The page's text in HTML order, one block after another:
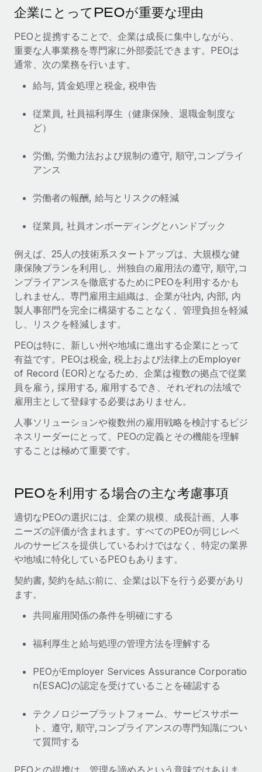
接続
新しい
当社のMCPを使用して、あらゆるAIツールをRemoteに接続
統合
基本的なビジネスツールを活用して業務プロセスを効率化す
る
サービス
グローバル人事・コンプライアンスの専門サポート
候補者の選考プロセスをシンプルに
Compliance Watchtower
デバイス管理
ITデバイスを世界規模で提供・管理
法人設立
法令順守した法人をスピーディに設立
移住・転勤
従業員の異動をスムーズに
福利厚生
従業員の福利厚生を簡単に管理
パートナーに登録
戦略的テクノロジーパートナー
グローバルな人事機能を柔軟に自社プラットフォームへ統合
パートナーとして登録
当社とのパートナーシップの可能性を検討する
Remote Build
チェックリストおよびテンプレート
職務内容ライブラリ
ウェビナー
イベント
給与・人材情報
情報センター
サポートを依頼する
すべてのリソースを表示する
グローバル給与処理
EORおよびPEO
契約社員管理
税務
ブログを読む
ブログ
Remoteの製品アップデート：GustoとXeroの統合お
よびContractor Management Plus（契約社員管理
プラス）
ることです。この数週間で、新しい統合、機能、改良点をリリー
スしました。...
詳細を見る
給与詐欺：種類、事例、ビジネスを守る方法
給与, 賃金は詐欺の特に魅力的な標的です。多額の資金がシステ
ム間で頻繁に移動しているためです。このため、自社のビジネス
を保護することは極めて重要です。...
詳細を見る
Português (Portugal)
日本語
한국어
中文（简体）
企業にとってPEOが重要な理由
PEOと提携することで、企業は成長に集中しながら、
重要な人事業務を専門家に外部委託できます。PEOは
通常、次の業務を行います。
給与, 賃金処理と税金, 税申告
従業員, 社員福利厚生（健康保険、退職金制度な
ど）
労働, 労働力法および規制の遵守, 順守,コンプライ
アンス
労働者の報酬, 給与とリスクの軽減
従業員, 社員オンボーディングとハンドブック
例えば、25人の技術系スタートアップは、大規模な健
康保険プランを利用し、州独自の雇用法の遵守, 順守,コ
ンプライアンスを徹底するためにPEOを利用するかも
しれません。専門雇用主組織は、企業が社内, 内部, 内
製人事部門を完全に構築することなく、管理負担を軽減
し、リスクを軽減します。
PEOは特に、新しい州や地域に進出する企業にとって
有益です。PEOは税金, 税上および法律上のEmployer
of Record (EOR)となるため、企業は複数の拠点で従業
員を雇う, 採用する, 雇用するでき、それぞれの法域で
雇用主として登録する必要はありません。
人事ソリューションや複数州の雇用戦略を検討するビジ
ネスリーダーにとって、PEOの定義とその機能を理解
することは極めて重要です。
PEOを利用する場合の主な考慮事項
適切なPEOの選択には、企業の規模、成長計画、人事
ニーズの評価が含まれます。すべてのPEOが同じレベ
ルのサービスを提供しているわけではなく、特定の業界
や地域に特化しているPEOもあります。
契約書, 契約を結ぶ前に、企業は以下を行う必要があり
ます。
共同雇用関係の条件を明確にする
福利厚生と給与処理の管理方法を理解する
PEOがEmployer Services Assurance Corporatio
n(ESAC)の認定を受けていることを確認する
テクノロジープラットフォーム、サービスサポー
ト、遵守, 順守,コンプライアンスの専門知識につい
て質問する
PEOとの提携は、管理を諦めるという意味ではありま